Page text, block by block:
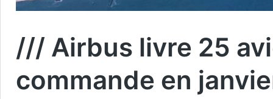
/// Airbus livre 25
commande en